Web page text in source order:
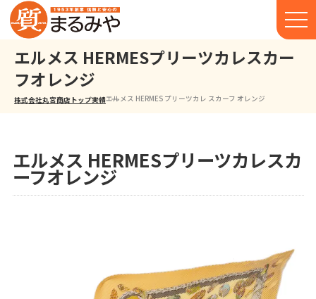
エルメス HERMESプリーツカレスカー
フオレンジ
株式会社丸宮商店トップ⁩実績エルメス HERMES プリーツカレ スカーフ オレンジ
エルメス HERMESプリーツカレスカ
ーフオレンジ